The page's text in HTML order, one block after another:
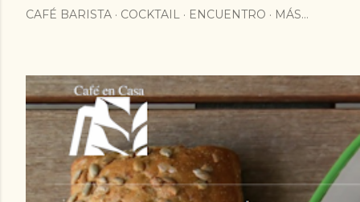
CAFÉ BARISTA COCKTAIL ENCUENTRO MÁS…